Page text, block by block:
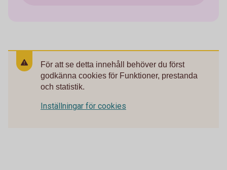
För att se detta innehåll behöver du först
godkänna cookies för Funktioner, prestanda
och statistik.
Inställningar för cookies